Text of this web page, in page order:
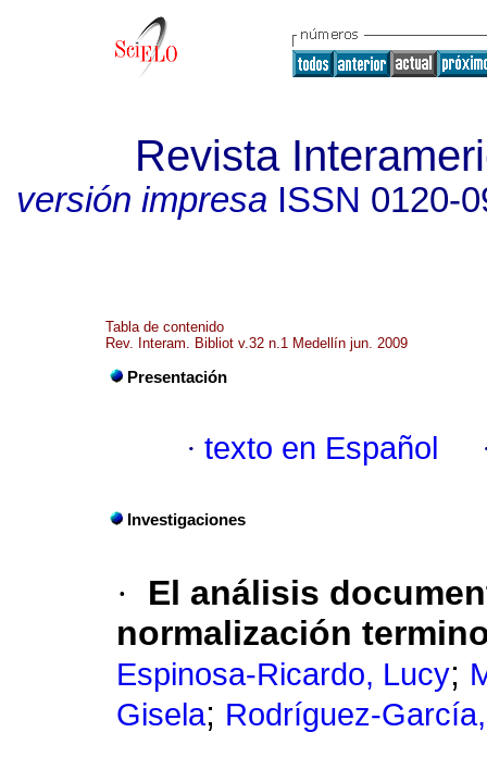
Revista
versión impresaISSN 0120-
Tabla de contenido
Rev. Interam. Bibliot v.32 n.1 Medellín jun. 2009
Presentación
· texto en Español
Investigaciones
·
El análisis
normalización
Espinosa-Ricardo, Lucy;
Gisela; Rodríguez-